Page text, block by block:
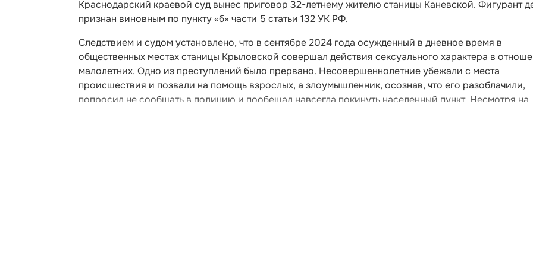
Краснодарский краевой суд вынес приговор 32-летнему жителю станицы Каневской. Фигурант
признан виновным по пункту «б» части 5 статьи 132 УК РФ.
Следствием и судом установлено, что в сентябре 2024 года осужденный в дневное время в
общественных местах станицы Крыловской совершал действия сексуального характера в
малолетних. Одно из преступлений было прервано. Несовершеннолетние убежали с места
происшествия и позвали на помощь взрослых, а злоумышленник, осознав, что его разоблачили,
попросил не сообщать в полицию и пообещал навсегда покинуть населенный пункт. Несмотря на